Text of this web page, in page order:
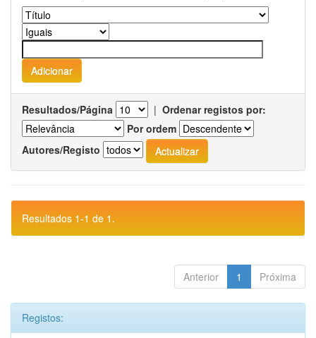
Resultados/Página | Ordenar registos por:
Por ordem
Autores/Registo
Resultados 1-1 de 1.
Anterior 1 Próxima
Registos: